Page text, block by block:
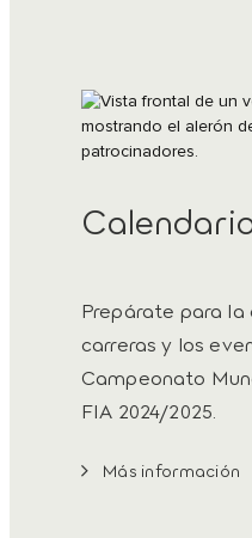
Prepárate para la
carreras y los
Campeonato
FIA 2024/2025.
Más información